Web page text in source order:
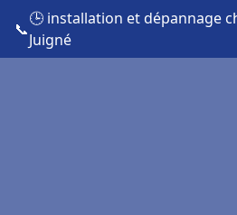
📞
🕒 installation et dépannage
Juigné